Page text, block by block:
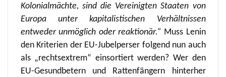
Kolonialmächte, sind die Vereinigten Staaten von
Europa unter kapitalistischen Verhältnissen
entweder unmöglich oder reaktionär.“ Muss Lenin
den Kriterien der EU-Jubelperser folgend nun auch
als „rechtsextrem“ einsortiert werden? Wer den
EU-Gesundbetern und Rattenfängern hinterher